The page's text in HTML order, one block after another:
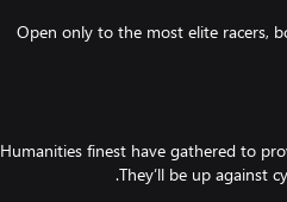
Open only to the most elite racers,
Humanities finest have gathered to